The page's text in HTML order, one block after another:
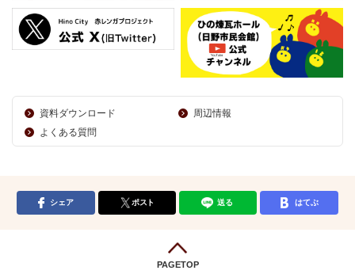
資料ダウンロード
周辺情報
よくある質問
シェア ポスト 送る はてぶ
PAGETOP